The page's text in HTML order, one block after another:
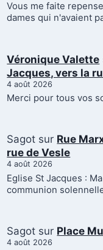
Vous me faite
dames qui n'avaient
Véronique Valette
Jacques, vers la
4 août 2026
Merci pour tous vos
Sagot sur Rue
rue de Vesle
4 août 2026
Eglise St Jacques :
communion
Sagot sur Place
4 août 2026